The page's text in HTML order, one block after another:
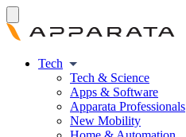
Tech
Tech & Science
Apps & Software
Apparata Professionals
New Mobility